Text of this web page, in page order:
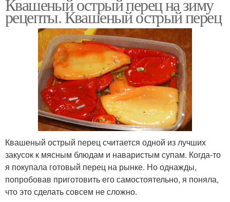
Квашеный острый перец на зиму
рецепты. Квашеный острый перец
Квашеный острый перец считается одной из лучших
закусок к мясным блюдам и наваристым супам. Когда-то
я покупала готовый перец на рынке. Но однажды,
попробовав приготовить его самостоятельно, я поняла,
что это сделать совсем не сложно.